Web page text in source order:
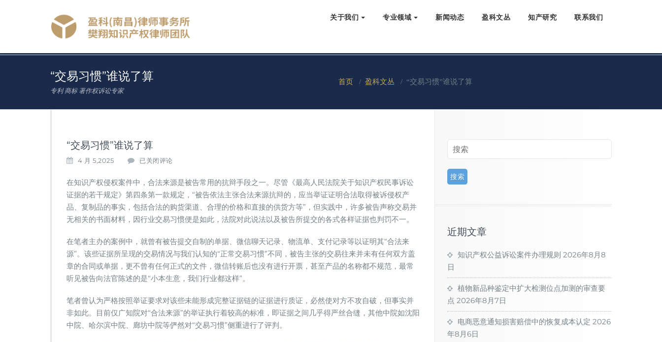
关于我们 专业领域 新闻动态 盈科文丛 知产研究 联系我们
“交易习惯”谁说了算
专利 商标 著作权诉讼专家
首页 / 盈科文丛 / “交易习惯”谁说了算
“交易习惯”谁说了算
4 月 5,2025
“交
习
惯”
谁
说
了
已关闭评论
在知识产权侵权案件中，合法来源是被告常用的抗辩手段之一。尽管《最高人民法院关于知识产权民事诉讼
证据的若干规定》第四条第一款规定，“被告依法主张合法来源抗辩的，应当举证证明合法取得被诉侵权产
品、复制品的事实，包括合法的购货渠道、合理的价格和直接的供货方等”，但实践中，许多被告声称交易并
无相关的书面材料，因行业交易习惯便是如此，法院对此说法以及被告所提交的各式各样证据也判罚不一。
在笔者主办的案例中，就曾有被告提交自制的单据、微信聊天记录、物流单、支付记录等以证明其“合法来
源”。该些证据所呈现的交易情况与我们认知的“正常交易习惯”不同，被告主张的交易往来并未有任何双方盖
章的合同或单据，更不曾有任何正式的文件，微信转账后也没有进行开票，甚至产品的名称都不规范，最常
听见被告向法官陈述的是“小本生意，我们行业都这样”。
笔者曾认为严格按照举证要求对该些未能形成完整证据链的证据进行质证，必然使对方不攻自破，但事实并
非如此。目前仅广知院对“合法来源”的举证执行着较高的标准，即证据之间几乎得严丝合缝，其他中院如沈阳
中院、哈尔滨中院、廊坊中院等俨然对“交易习惯”侧重进行了评判。
近期文章
知识产权公益诉讼案件办理规则 2026年8月8
日
植物新品种鉴定中扩大检测位点加测的审查要
点 2026年8月7日
电商恶意通知损害赔偿中的恢复成本认定 2026
年8月6日